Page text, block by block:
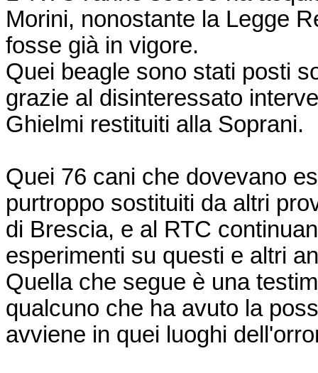
Morini, nonostante la Legge
fosse già in vigore.
Quei beagle sono stati posti
grazie al disinteressato
Ghielmi restituiti alla Soprani.
Quei 76 cani che dovevano
purtroppo sostituiti da altri
di Brescia, e al RTC
esperimenti su questi e altri
Quella che segue è una
qualcuno che ha avuto la
avviene in quei luoghi